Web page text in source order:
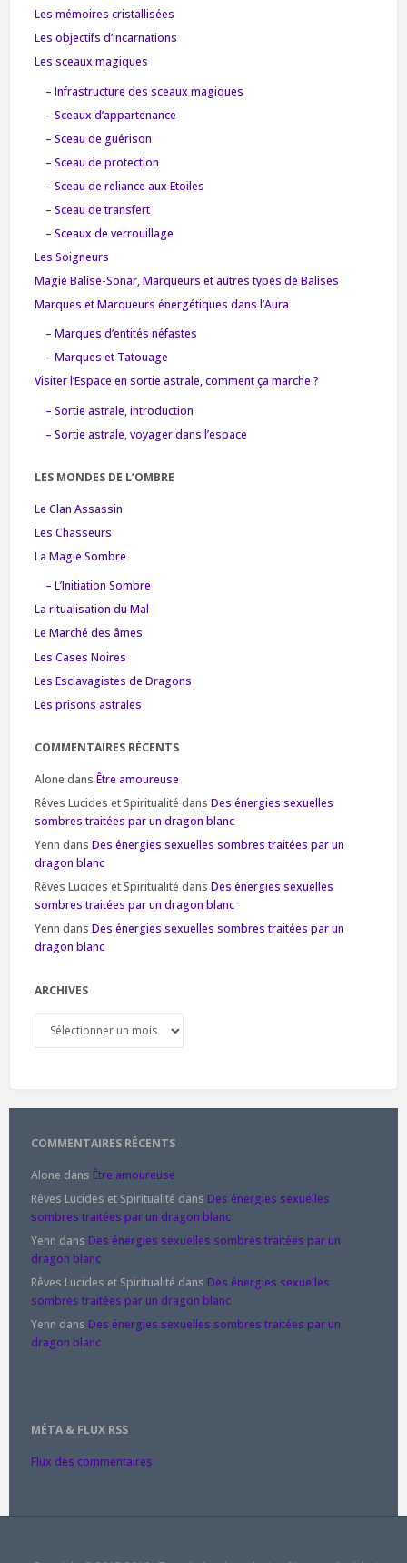
Les mémoires cristallisées
Les objectifs d’incarnations
Les sceaux magiques
– Infrastructure des sceaux magiques
– Sceaux d’appartenance
– Sceau de guérison
– Sceau de protection
– Sceau de reliance aux Etoiles
– Sceau de transfert
– Sceaux de verrouillage
Les Soigneurs
Magie Balise-Sonar, Marqueurs et autres types de Balises
Marques et Marqueurs énergétiques dans l’Aura
– Marques d’entités néfastes
– Marques et Tatouage
Visiter l’Espace en sortie astrale, comment ça marche ?
– Sortie astrale, introduction
– Sortie astrale, voyager dans l’espace
LES MONDES DE L’OMBRE
Le Clan Assassin
Les Chasseurs
La Magie Sombre
– L’Initiation Sombre
La ritualisation du Mal
Le Marché des âmes
Les Cases Noires
Les Esclavagistes de Dragons
Les prisons astrales
COMMENTAIRES RÉCENTS
Alone dans Être amoureuse
Rêves Lucides et Spiritualité dans Des énergies sexuelles
sombres traitées par un dragon blanc
Yenn dans Des énergies sexuelles sombres traitées par un
dragon blanc
Rêves Lucides et Spiritualité dans Des énergies sexuelles
sombres traitées par un dragon blanc
Yenn dans Des énergies sexuelles sombres traitées par un
dragon blanc
ARCHIVES
COMMENTAIRES RÉCENTS
Alone dans Être amoureuse
Rêves Lucides et Spiritualité dans Des énergies sexuelles
sombres traitées par un dragon blanc
Yenn dans Des énergies sexuelles sombres traitées par un
dragon blanc
Rêves Lucides et Spiritualité dans Des énergies sexuelles
sombres traitées par un dragon blanc
Yenn dans Des énergies sexuelles sombres traitées par un
dragon blanc
MÉTA & FLUX RSS
Flux des commentaires